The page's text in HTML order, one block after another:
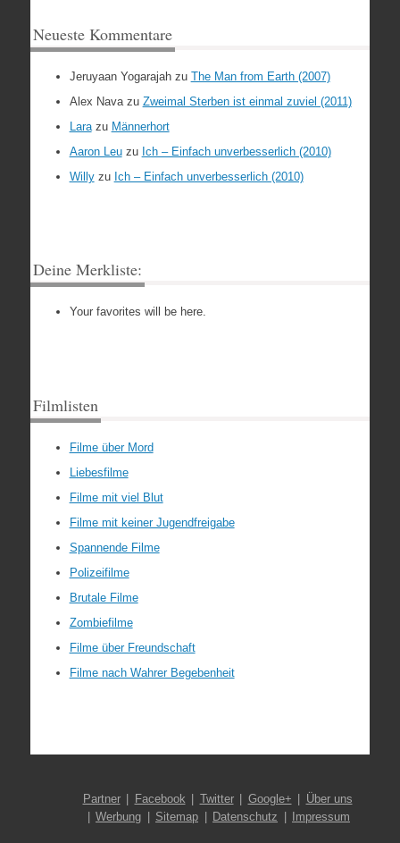
Neueste Kommentare
Jeruyaan Yogarajahzu The Man from Earth (2007)
Alex Navazu Zweimal Sterben ist einmal zuviel (2011)
Larazu Männerhort
Aaron Leuzu Ich – Einfach unverbesserlich (2010)
Willyzu Ich – Einfach unverbesserlich (2010)
Deine Merkliste:
Your favorites will be here.
Filmlisten
Filme über Mord
Liebesfilme
Filme mit viel Blut
Filme mit keiner Jugendfreigabe
Spannende Filme
Polizeifilme
Brutale Filme
Zombiefilme
Filme über Freundschaft
Filme nach Wahrer Begebenheit
Partner Facebook Twitter Google+
Über uns
Werbung
Sitemap Datenschutz Impressum